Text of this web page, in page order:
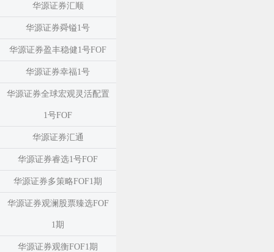
华源证券汇顺
华源证券舜镒1号
华源证券盈丰稳健1号FOF
华源证券幸福1号
华源证券全球宏观灵活配置
1号FOF
华源证券汇通
华源证券睿选1号FOF
华源证券多策略FOF1期
华源证券观澜股票臻选FOF
1期
华源证券观衡FOF1期